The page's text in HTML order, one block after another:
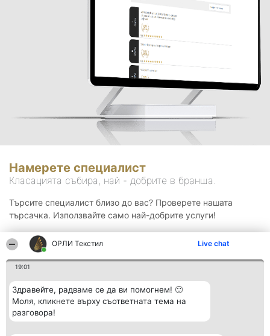
ОРЛИ Текстил Live chat
19:01
Здравейте, радваме се да ви помогнем! 🙂
Моля, кликнете върху съответната тема на
разговора!
Намерете специалист
Класацията събира, най - добрите в бранша.
Търсите специалист близо до вас? Проверете нашата
търсачка. Използвайте само най-добрите услуги!